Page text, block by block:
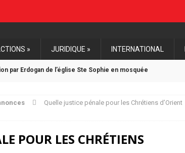
» JURIDIQUE » INTERNATIONAL
par Erdogan de l’église Ste Sophie en mosquée
Quelle justice pénale pour les Chrétiens d’Orient
POUR LES CHRÉTIENS